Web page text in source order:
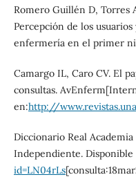
Romero Guillén D, Torres
Percepción de los
enfermería en el primer
Camargo IL, Caro CV. El
consultas.
en:http://
Diccionario Real
Independiente. Disponible
id=LN04rLs